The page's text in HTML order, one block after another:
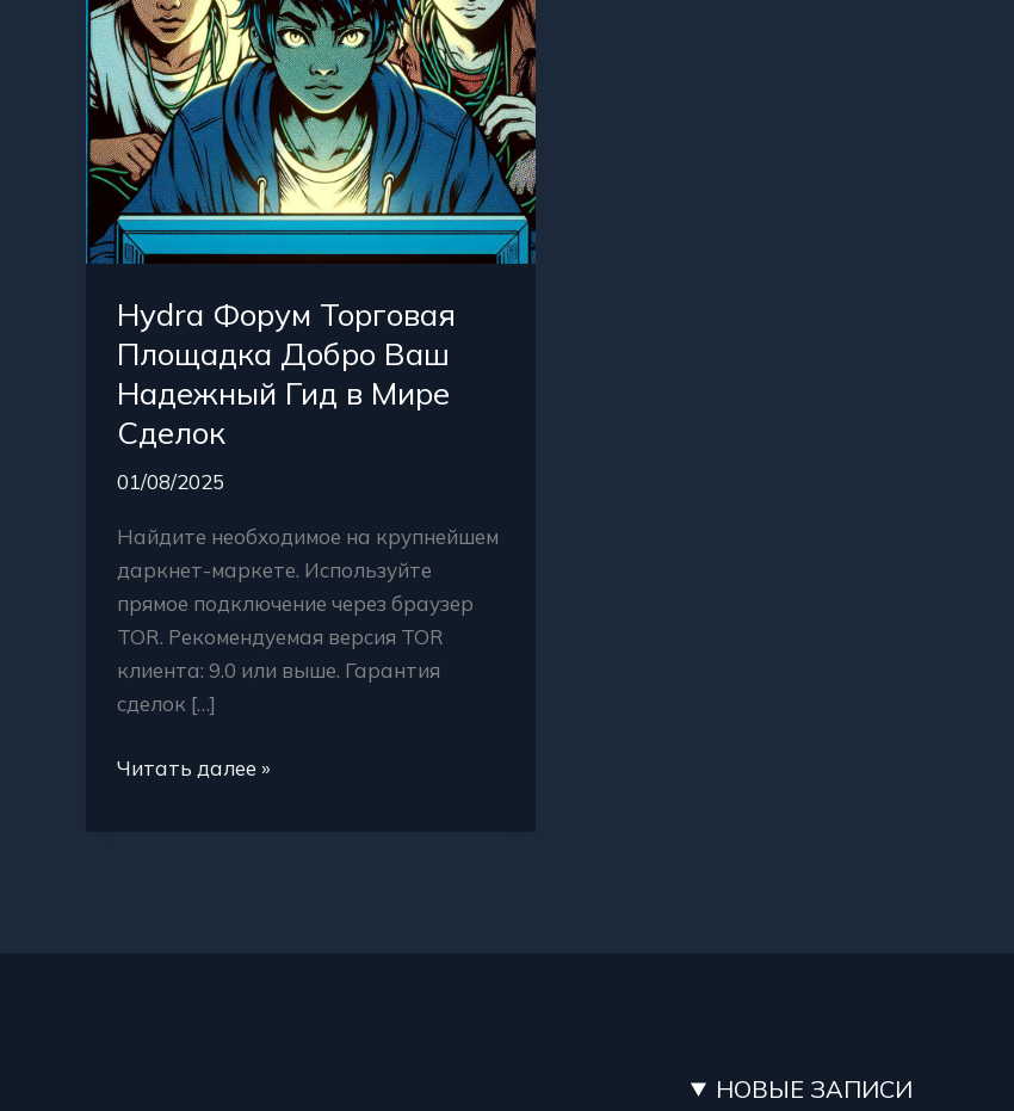
Hydra Форум Торговая
Площадка Добро Ваш
Надежный Гид в Мире
Сделок
01/08/2025
Найдите необходимое на крупнейшем
даркнет-маркете. Используйте
прямое подключение через браузер
TOR. Рекомендуемая версия TOR
клиента: 9.0 или выше. Гарантия
сделок […]
Надежный
Гид
в
Мире
Сделок
Читать далее »
НОВЫЕ ЗАПИСИ